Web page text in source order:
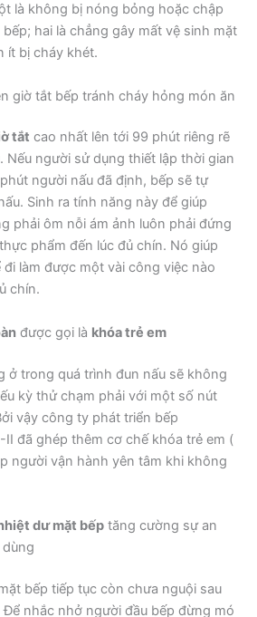
là không bị nóng bỏng hoặc chập
hai là chẳng gây mất vệ sinh mặt
ít bị cháy khét.
giờ tắt bếp tránh cháy hỏng món ăn
tắt cao nhất lên tới 99 phút riêng rẽ
Nếu người sử dụng thiết lập thời gian
người nấu đã định, bếp sẽ tự
Sinh ra tính năng này để giúp
phải ôm nỗi ám ảnh luôn phải đứng
phẩm đến lúc đủ chín. Nó giúp
làm được một vài công việc nào
chín.
được gọi là khóa trẻ em
ở trong quá trình đun nấu sẽ không
kỳ thử chạm phải với một số nút
vậy công ty phát triển bếp
đã ghép thêm cơ chế khóa trẻ em (
người vận hành yên tâm khi không
dư mặt bếp tăng cường sự an
bếp tiếp tục còn chưa nguội sau
nhắc nhở người đầu bếp đừng mó